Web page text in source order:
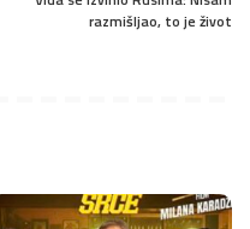
razmišljao, to je život